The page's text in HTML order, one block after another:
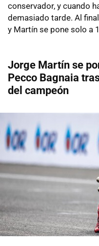
conservador, y cuando
demasiado tarde. Al final
y Martín se pone solo a
Jorge Martín se
Pecco Bagnaia
del campeón